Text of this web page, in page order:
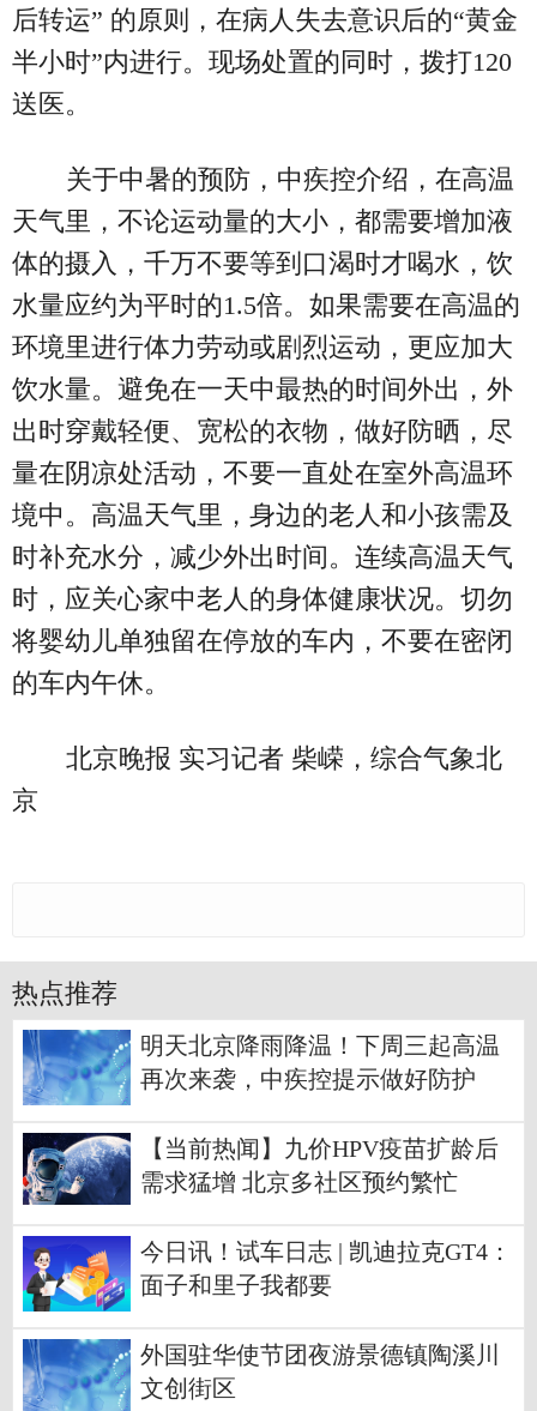
后转运” 的原则，在病人失去意识后的“黄金
半小时”内进行。现场处置的同时，拨打120
送医。
关于中暑的预防，中疾控介绍，在高温
天气里，不论运动量的大小，都需要增加液
体的摄入，千万不要等到口渴时才喝水，饮
水量应约为平时的1.5倍。如果需要在高温的
环境里进行体力劳动或剧烈运动，更应加大
饮水量。避免在一天中最热的时间外出，外
出时穿戴轻便、宽松的衣物，做好防晒，尽
量在阴凉处活动，不要一直处在室外高温环
境中。高温天气里，身边的老人和小孩需及
时补充水分，减少外出时间。连续高温天气
时，应关心家中老人的身体健康状况。切勿
将婴幼儿单独留在停放的车内，不要在密闭
的车内午休。
北京晚报 实习记者 柴嵘，综合气象北
京
热点推荐
明天北京降雨降温！下周三起高温
再次来袭，中疾控提示做好防护
【当前热闻】九价HPV疫苗扩龄后
需求猛增 北京多社区预约繁忙
今日讯！试车日志 | 凯迪拉克GT4：
面子和里子我都要
外国驻华使节团夜游景德镇陶溪川
文创街区